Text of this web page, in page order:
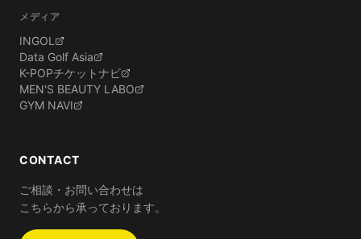
メディア
INGOL
Data Golf Asia
K-POPチケットナビ
MEN'S BEAUTY LABO
GYM NAVI
CONTACT
ご相談・お問い合わせは
こちらから承っております。